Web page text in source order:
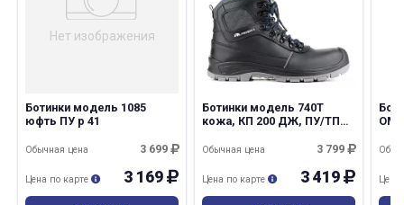
Нет изображения
Ботинки модель 1085
юфть ПУ р 41
3 699
Обычная цена
3 169
Цена по карте
Ботинки модель 740Т
кожа, КП 200 ДЖ, ПУ/ТПУ
3 799
Обычная цена
3 419
Цена по карте Цена